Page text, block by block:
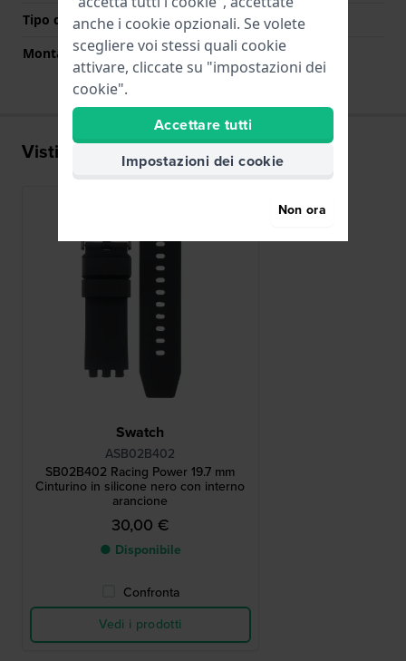
Tipo di montatura
Perni in acciaio
Montatura dritta
No
Visti di recente
Swatch
ASB02B402
SB02B402 Racing Power 19.7 mm
Cinturino in silicone nero con interno
arancione
30,00 €
● Disponibile
Confronta
Vedi i prodotti
anche i cookie opzionali. Se volete
scegliere voi stessi quali cookie
attivare, cliccate su "impostazioni dei
cookie".
Accettare tutti
Impostazioni dei cookie
Non ora